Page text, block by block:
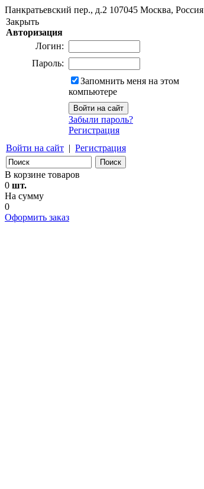
Панкратьевский пер., д.2 107045 Москва, Россия
Закрыть
Авторизация
Логин:
Пароль:
Запомнить меня на этом
компьютере
Забыли пароль?
Регистрация
Войти на сайт | Регистрация
В корзине товаров
0 шт.
На сумму
0
Оформить заказ